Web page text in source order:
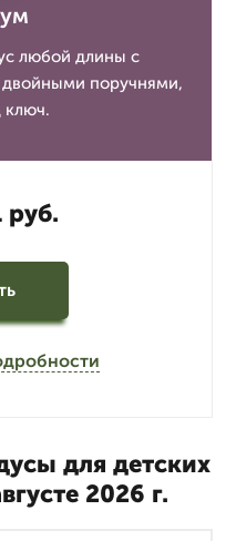
любой длины с
поручнями,
ключ.
руб.
для детских
2026 г.